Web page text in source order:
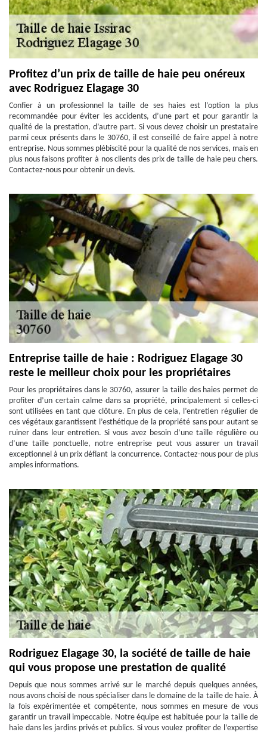
Profitez d’un prix de taille de haie peu onéreux
avec Rodriguez Elagage 30
Confier à un professionnel la taille de ses haies est l’option la plus
recommandée pour éviter les accidents, d’une part et pour garantir la
qualité de la prestation, d’autre part. Si vous devez choisir un prestataire
parmi ceux présents dans le 30760, il est conseillé de faire appel à notre
entreprise. Nous sommes plébiscité pour la qualité de nos services, mais en
plus nous faisons profiter à nos clients des prix de taille de haie peu chers.
Contactez-nous pour obtenir un devis.
Entreprise taille de haie : Rodriguez Elagage 30
reste le meilleur choix pour les propriétaires
Pour les propriétaires dans le 30760, assurer la taille des haies permet de
profiter d’un certain calme dans sa propriété, principalement si celles-ci
sont utilisées en tant que clôture. En plus de cela, l’entretien régulier de
ces végétaux garantissent l’esthétique de la propriété sans pour autant se
ruiner dans leur entretien. Si vous avez besoin d’une taille régulière ou
d’une taille ponctuelle, notre entreprise peut vous assurer un travail
exceptionnel à un prix défiant la concurrence. Contactez-nous pour de plus
amples informations.
Rodriguez Elagage 30, la société de taille de haie
qui vous propose une prestation de qualité
Depuis que nous sommes arrivé sur le marché depuis quelques années,
nous avons choisi de nous spécialiser dans le domaine de la taille de haie. À
la fois expérimentée et compétente, nous sommes en mesure de vous
garantir un travail impeccable. Notre équipe est habituée pour la taille de
haie dans les jardins privés et publics. Si vous voulez profiter de l’expertise